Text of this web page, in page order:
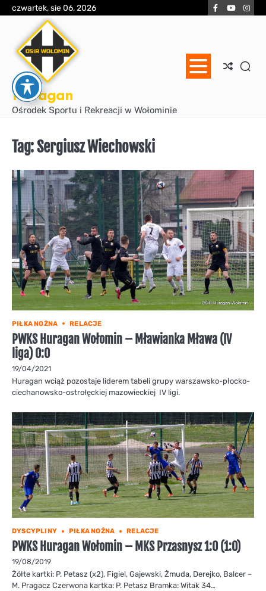
Skip
content
czwartek, sie 06, 2026 Facebook
YouTube
Huragan
Ośrodek Sportu i Rekreacji w Wołominie
Tag:Sergiusz Wiechowski
PIŁKA NOŻNA RELACJE
PWKS Huragan Wołomin – Mławianka Mława (IV
liga) 0:0
19/04/2021
Huragan wciąż pozostaje liderem tabeli grupy warszawsko-płocko-
ciechanowsko-ostrołęckiej mazowieckiej IV ligi.
DYSCYPLINY PIŁKA NOŻNA RELACJE
PWKS Huragan Wołomin – MKS Przasnysz 1:0 (1:0)
19/08/2019
Żółte kartki: P. Petasz (x2), Figiel, Gajewski, Żmuda, Derejko, Balcer –
M. Pragacz Czerwona kartka: P. Petasz Bramka: Witak 34…